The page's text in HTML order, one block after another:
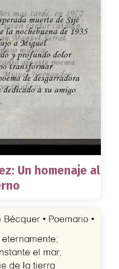
Un homenaje al